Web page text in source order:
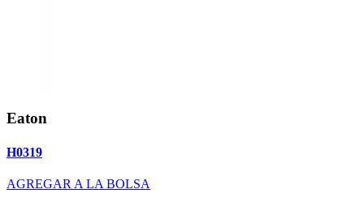
Eaton
H0319
AGREGAR A LA BOLSA